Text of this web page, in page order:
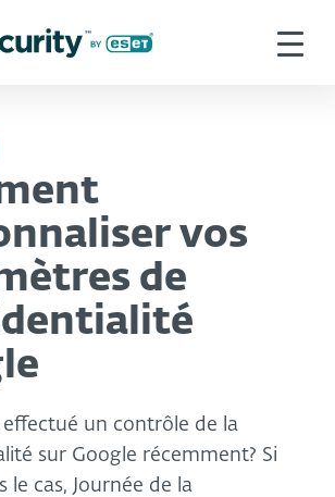
vos
de
un contrôle de la
sur Google récemment? Si
le cas, Journée de la